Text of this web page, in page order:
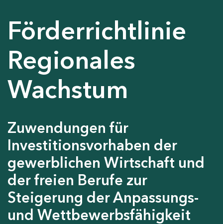
Förderrichtlinie
Regionales
Wachstum
Zuwendungen für
Investitionsvorhaben der
gewerblichen Wirtschaft und
der freien Berufe zur
Steigerung der Anpassungs-
und Wettbewerbsfähigkeit